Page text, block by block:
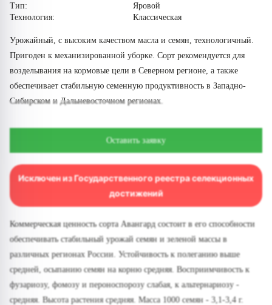
Тип:
Яровой
Технология:
Классическая
Урожайный, с высоким качеством масла и семян, технологичный.
Пригоден к механизированной уборке. Сорт рекомендуется для
возделывания на кормовые цели в Северном регионе, а также
обеспечивает стабильную семенную продуктивность в Западно-
Сибирском и Дальневосточном регионах.
Оставить заявку
Исключен из Государственного реестра селекционных
достижений
Коммерческая ценность сорта Авангард состоит в его способности
обеспечивать стабильный урожай семян и зеленой массы в
различных регионах России. Устойчивость к полеганию выше
средней, осыпанию семян на корню средняя. Восприимчивость к
фузариозу, фомозу и пероноспорозу слабая, к альтернариозу -
средняя. Высота растения средняя. Масса 1000 семян - 3,1-3,4 г.